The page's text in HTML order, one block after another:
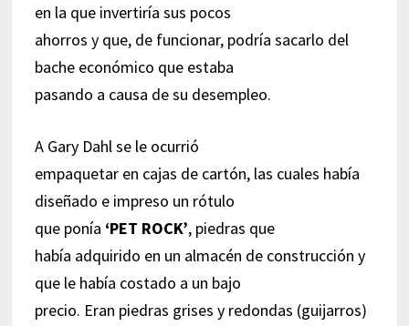
en la que invertiría sus pocos
ahorros y que, de funcionar, podría sacarlo del
bache económico que estaba
pasando a causa de su desempleo.
A Gary Dahl se le ocurrió
empaquetar en cajas de cartón, las cuales había
diseñado e impreso un rótulo
que ponía ‘PET ROCK’, piedras que
había adquirido en un almacén de construcción y
que le había costado a un bajo
precio. Eran piedras grises y redondas (guijarros)